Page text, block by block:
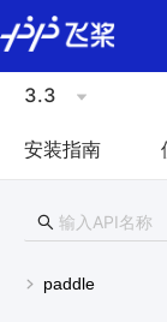
\u200E
3.3
安装指南
paddle